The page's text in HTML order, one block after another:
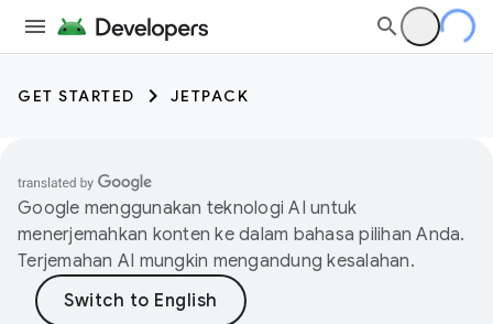
GET STARTED JETPACK
Google menggunakan teknologi AI untuk
menerjemahkan konten ke dalam bahasa pilihan Anda.
Terjemahan AI mungkin mengandung kesalahan.